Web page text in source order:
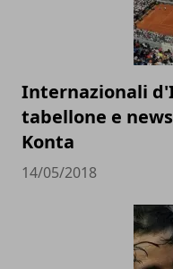
Internazionali
tabellone e
Konta
14/05/2018